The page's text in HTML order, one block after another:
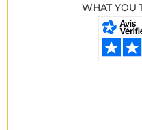
WHAT YOU